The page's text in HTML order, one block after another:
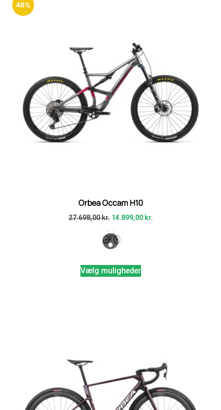
46%
Orbea Occam H10
27.698,00kr. 14.899,00 kr.
Vælg muligheder